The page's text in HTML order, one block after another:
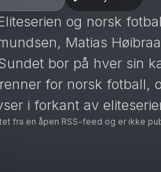
appen
og norsk
Matias
bor på hver sin
for norsk fotball,
i forkant av
med ufiltrerte
klar for
fra en åpen RSS-feed og er ikke